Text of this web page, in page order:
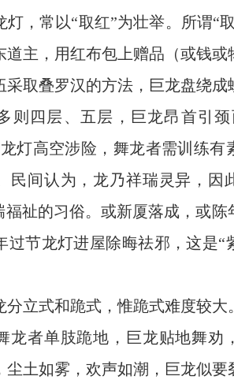
常以“取红”为壮举。所谓“
道主，用红布包上赠品（或钱或
采取叠罗汉的方法，巨龙盘绕成
则四层、五层，巨龙昂首引
灯高空涉险，舞龙者需训练有
民间认为，龙乃祥瑞灵异，因
福祉的习俗。或新厦落成，或陈
过节龙灯进屋除晦祛邪，这是“
式和跪式，惟跪式难度较大
龙者单肢跪地，巨龙贴地舞劝
尘土如雾，欢声如潮，巨龙似要